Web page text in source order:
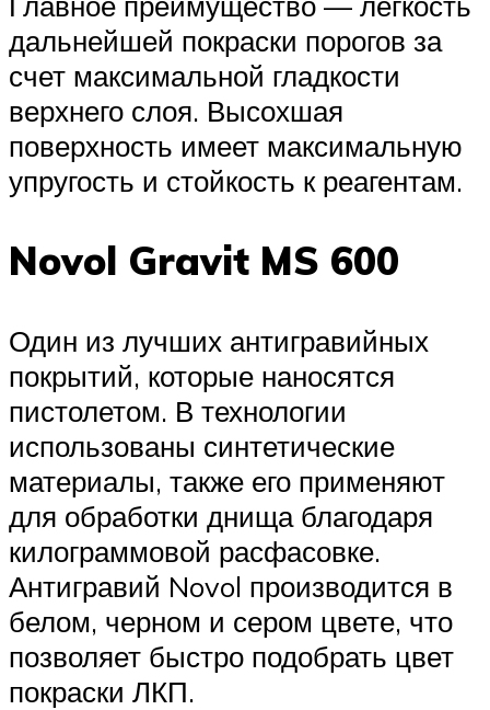
дальнейшей покраски порогов за
счет максимальной гладкости
верхнего слоя. Высохшая
поверхность имеет максимальную
упругость и стойкость к реагентам.
Novol Gravit MS 600
Один из лучших антигравийных
покрытий, которые наносятся
пистолетом. В технологии
использованы синтетические
материалы, также его применяют
для обработки днища благодаря
килограммовой расфасовке.
Антигравий Novol производится в
белом, черном и сером цвете, что
позволяет быстро подобрать цвет
покраски ЛКП.